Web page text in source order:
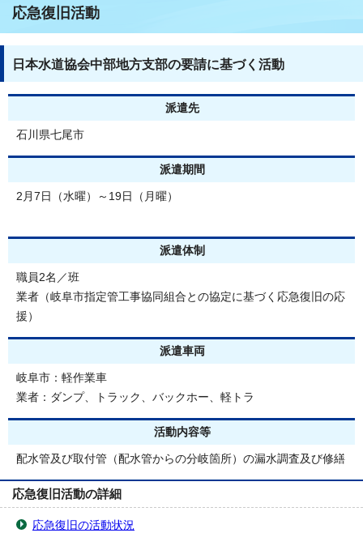
応急復旧活動
日本水道協会中部地方支部の要請に基づく活動
派遣先
石川県七尾市
派遣期間
2月7日（水曜）～19日（月曜）
派遣体制
職員2名／班
業者（岐阜市指定管工事協同組合との協定に基づく応急復旧の応
援）
派遣車両
岐阜市：軽作業車
業者：ダンプ、トラック、バックホー、軽トラ
活動内容等
配水管及び取付管（配水管からの分岐箇所）の漏水調査及び修繕
応急復旧活動の詳細
応急復旧の活動状況